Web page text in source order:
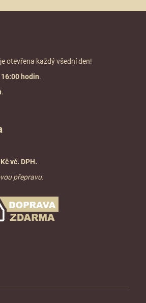
otevřena každý všední den!
16:00 hodin.
.
vč. DPH.
přepravu.